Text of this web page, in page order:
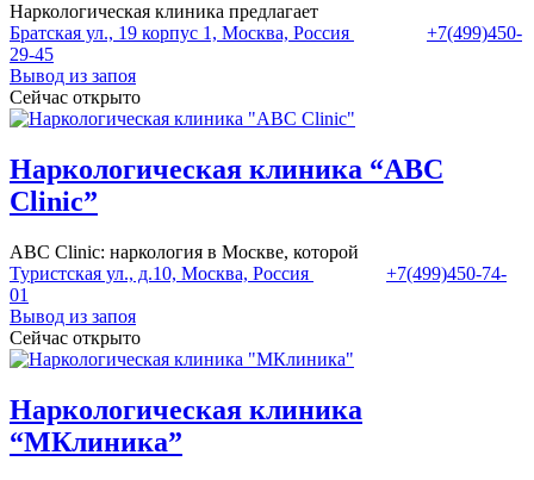
Наркологическая клиника предлагает
Братская ул., 19 корпус 1, Москва, Россия
+7(499)450-
29-45
Вывод из запоя
Сейчас открыто
Наркологическая клиника “ABC
Clinic”
ABC Clinic: наркология в Москве, которой
Туристская ул., д.10, Москва, Россия
+7(499)450-74-
01
Вывод из запоя
Сейчас открыто
Наркологическая клиника
“МКлиника”